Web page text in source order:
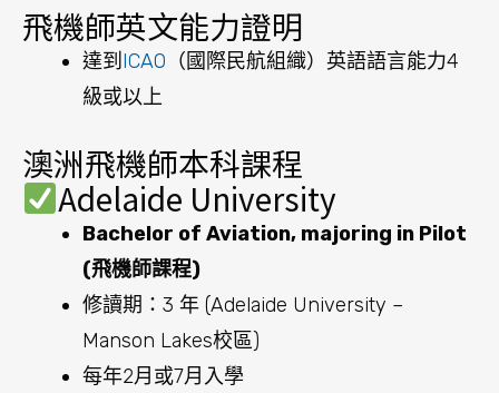
飛機師英文能力證明
達到 ICAO （國際民航組織）英語語言能力4
級或以上
澳洲飛機師本科課程
Adelaide University
Bachelor of Aviation, majoring in Pilot
(飛機師課程)
修讀期：3 年 (Adelaide University –
Manson Lakes校區)
每年2月或7月入學